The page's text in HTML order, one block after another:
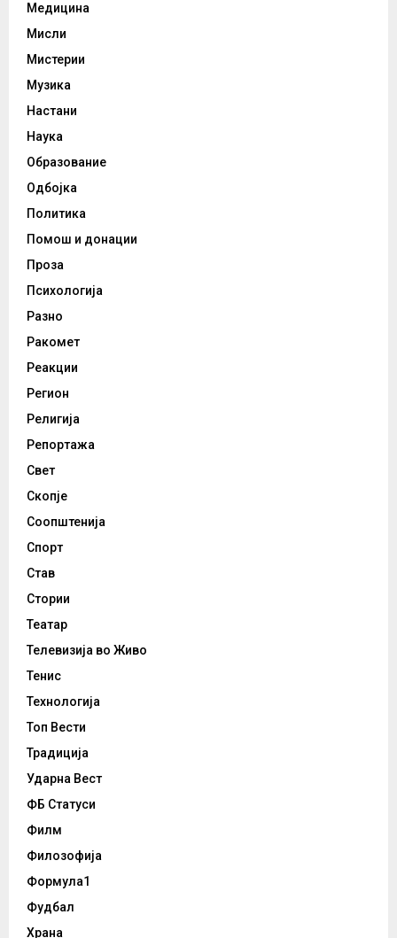
Медицина
Мисли
Мистерии
Музика
Настани
Наука
Образование
Одбојка
Политика
Помош и донации
Проза
Психологија
Разно
Ракомет
Реакции
Регион
Религија
Репортажа
Свет
Скопје
Соопштенија
Спорт
Став
Стории
Театар
Телевизија во Живо
Тенис
Технологија
Топ Вести
Традиција
Ударна Вест
ФБ Статуси
Филм
Филозофија
Формула1
Фудбал
Храна